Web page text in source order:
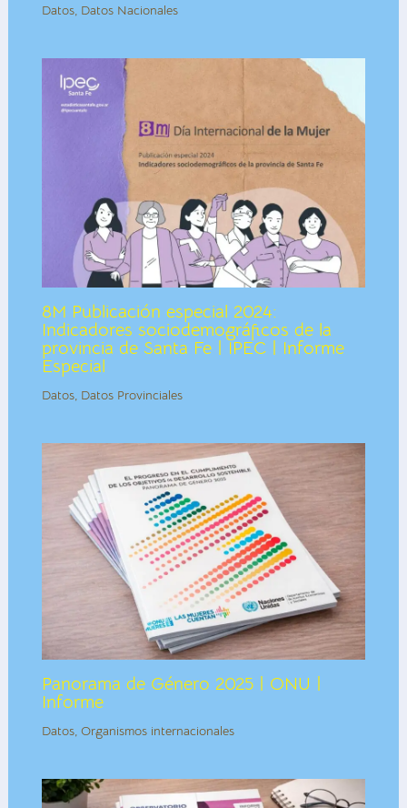
Datos, Datos Nacionales
8M Publicación especial 2024:
Indicadores sociodemográficos de la
provincia de Santa Fe | IPEC | Informe
Especial
Datos, Datos Provinciales
Panorama de Género 2025 | ONU |
Informe
Datos, Organismos internacionales